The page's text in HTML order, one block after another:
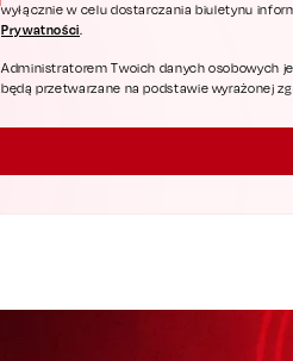
wyłącznie w celu dostarczania biuletynu
Prywatności.
Administratorem Twoich danych osobowych
będą przetwarzane na podstawie wyrażonej